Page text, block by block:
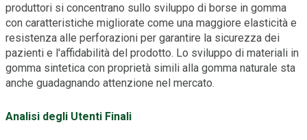
produttori si concentrano sullo sviluppo di borse in gomma
con caratteristiche migliorate come una maggiore elasticità e
resistenza alle perforazioni per garantire la sicurezza dei
pazienti e l'affidabilità del prodotto. Lo sviluppo di materiali in
gomma sintetica con proprietà simili alla gomma naturale sta
anche guadagnando attenzione nel mercato.
Analisi degli Utenti Finali